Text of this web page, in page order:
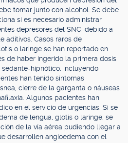
tomar junto con alcohol. Se debe
si es necesario administrar
depresores del SNC, debido a
aditivos. Casos raros de
o laringe se han reportado en
de haber ingerido la primera dosis
hipnótico, incluyendo
han tenido síntomas
cierre de la garganta o náuseas
Algunos pacientes han
en el servicio de urgencias. Si se
de lengua, glotis o laringe, se
de la vía aérea pudiendo llegar a
desarrollen angioedema con el